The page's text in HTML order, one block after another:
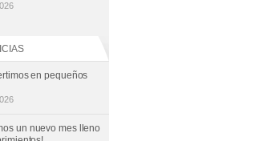
en pequeños
un nuevo mes lleno